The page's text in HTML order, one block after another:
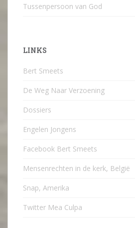
Tussenpersoon van God
LINKS
Bert Smeets
De Weg Naar Verzoening
Dossiers
Engelen Jongens
Facebook Bert Smeets
Mensenrechten in de kerk, België
Snap, Amerika
Twitter Mea Culpa